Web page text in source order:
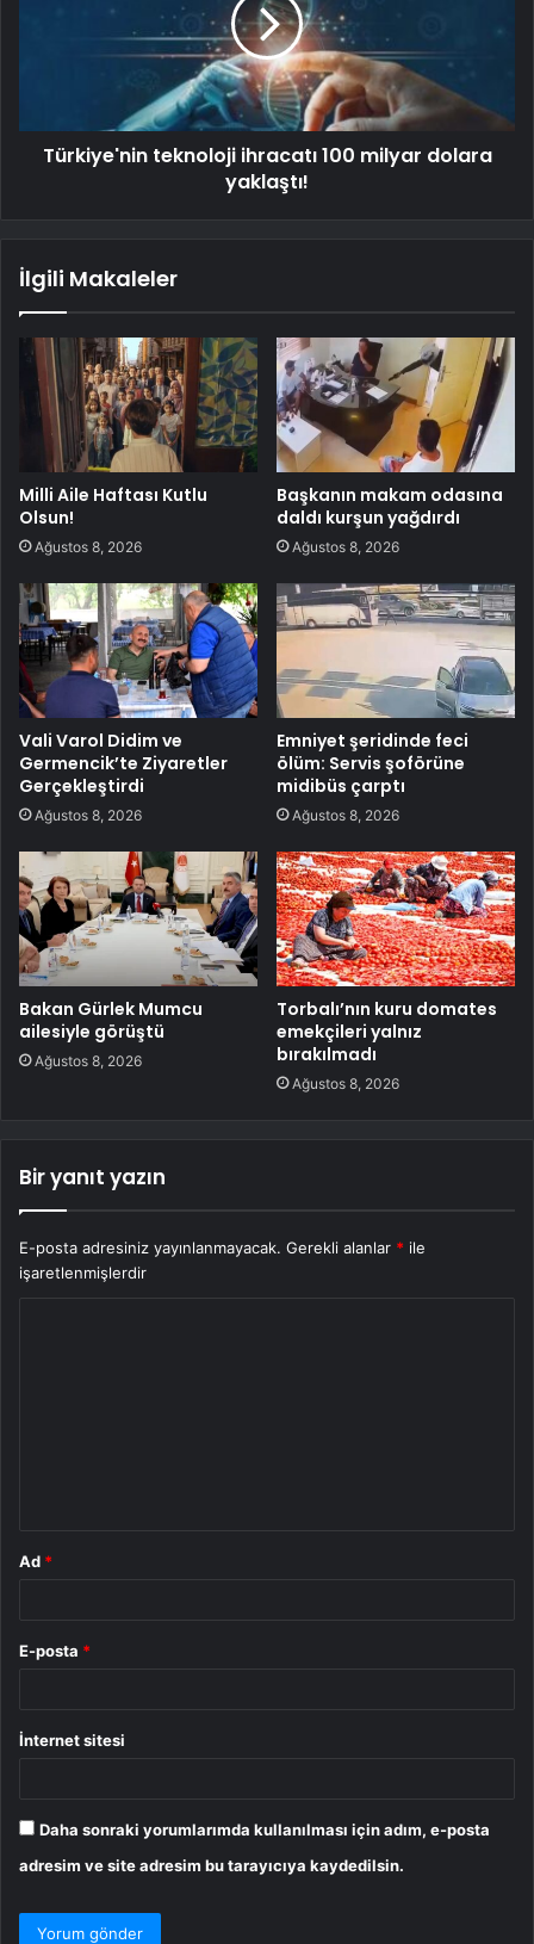
Türkiye'nin teknoloji ihracatı 100 milyar dolara
yaklaştı!
İlgili Makaleler
Milli Aile Haftası Kutlu
Olsun!
Ağustos 8, 2026
Başkanın makam odasına
daldı kurşun yağdırdı
Ağustos 8, 2026
Vali Varol Didim ve
Germencik’te Ziyaretler
Gerçekleştirdi
Ağustos 8, 2026
Emniyet şeridinde feci
ölüm: Servis şoförüne
midibüs çarptı
Ağustos 8, 2026
Bakan Gürlek Mumcu
ailesiyle görüştü
Ağustos 8, 2026
Torbalı’nın kuru domates
emekçileri yalnız
bırakılmadı
Ağustos 8, 2026
Bir yanıt yazın
E-posta adresiniz yayınlanmayacak. Gerekli alanlar * ile
işaretlenmişlerdir
Ad *
E-posta *
İnternet sitesi
Daha sonraki yorumlarımda kullanılması için adım, e-posta
adresim ve site adresim bu tarayıcıya kaydedilsin.